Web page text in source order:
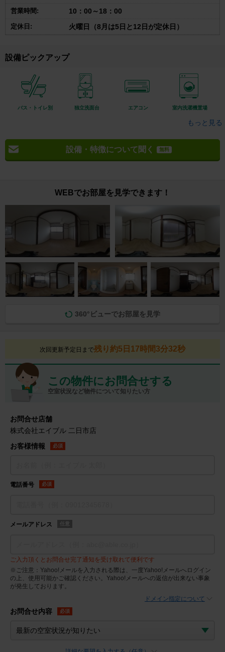
営業時間: 10：00～18：00
定休日: 火曜日（8月は5日と12日が定休日）
設備ピックアップ
バス・トイレ別 独立洗面台 エアコン 室内洗濯機置場
もっと見る
設備・特徴について聞く 無料
WEBでお部屋を見学できます！
360°ビューでお部屋を見学
次回更新予定日まで残り約5日17時間3分31秒
この物件にお問合せする
空室状況など物件について知りたい方
お問合せ店舗
株式会社エイブル 二日市店
お客様情報
必須
電話番号 必須
メールアドレス 任意
ご入力頂くとお問合せ完了通知を受け取れて便利です
※ご注意：Yahoo!メールを入力される際は、一度Yahoo!メールへログイン
の上、使用可能かご確認ください。Yahoo!メールへの返信が出来ない事象
が発生しております。
ドメイン指定について
お問合せ内容 必須